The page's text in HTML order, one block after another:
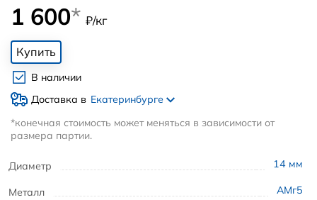
Диаметр 14 мм
Металл АМг5
1 600* ₽/кг
Купить
В наличии
Доставка в Екатеринбурге
*конечная стоимость может меняться в зависимости от
размера партии.